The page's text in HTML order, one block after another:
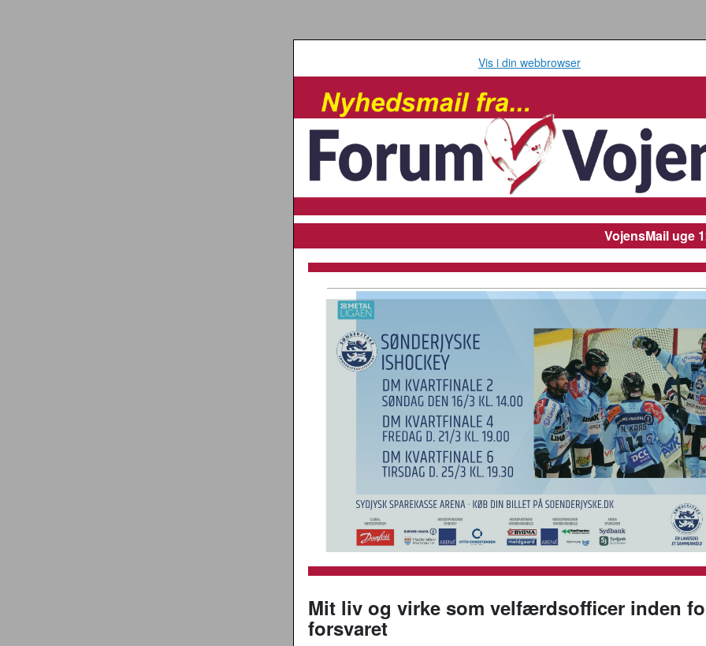
Vis i din webbrowser
VojensMail uge
Mit liv og virke som velfærdsofficer inden
forsvaret